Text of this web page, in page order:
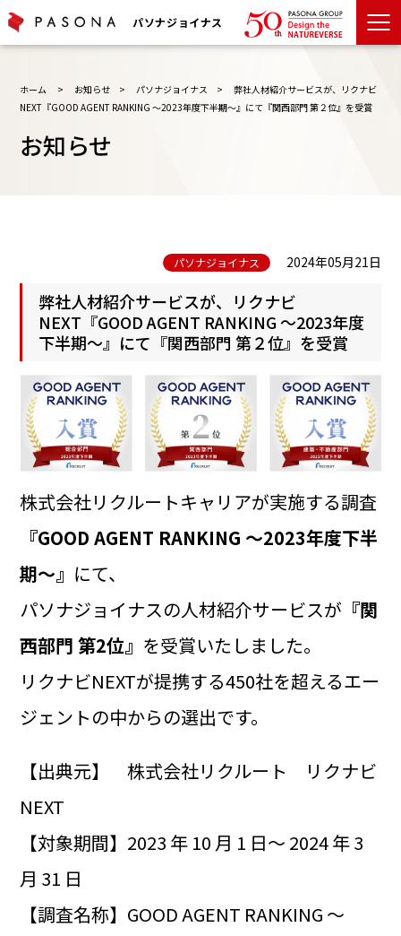
パソナジョイナス
ホーム > お知らせ > パソナジョイナス >
弊社人材紹介サービスが、リクナビ
NEXT『GOOD AGENT RANKING ～2023年度下半期～』にて『関西部門 第２位』を受賞
お知らせ
パソナジョイナス 2024年05月21日
弊社人材紹介サービスが、リクナビ
NEXT『GOOD AGENT RANKING ～2023年度
下半期～』にて『関西部門 第２位』を受賞
株式会社リクルートキャリアが実施する調査
『GOOD AGENT RANKING ～2023年度下半
期～』 にて、
パソナジョイナスの人材紹介サービスが 『関
西部門 第2位』 を受賞いたしました。
リクナビNEXTが提携する450社を超えるエー
ジェントの中からの選出です。
【出典元】 株式会社リクルート リクナビ
NEXT
【対象期間】2023 年 10 月 1 日～ 2024 年 3
月 31 日
【調査名称】GOOD AGENT RANKING ～